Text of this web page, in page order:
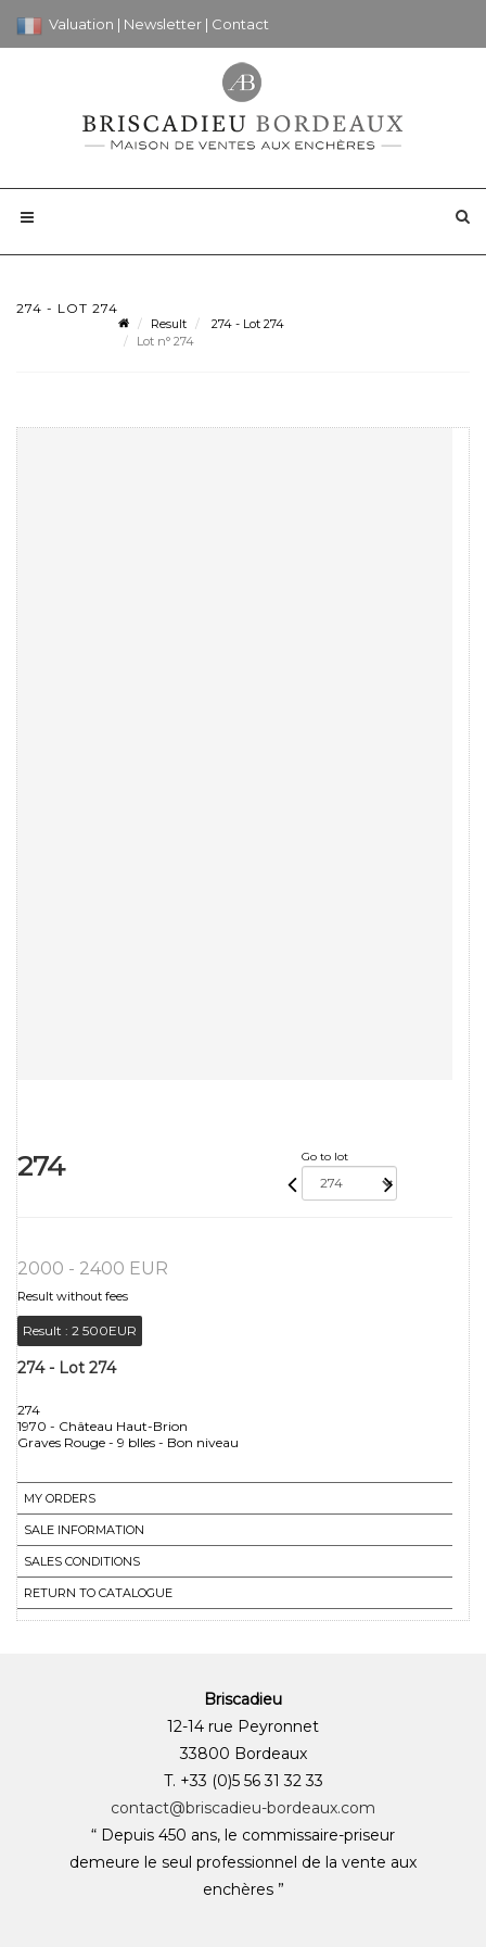
Valuation | Newsletter | Contact
274 - LOT 274
Result
274 - Lot 274
Lot n° 274
274 Go to lot
2000 - 2400 EUR
Result without fees
Result : 2 500EUR
274 - Lot 274
274
1970 - Château Haut-Brion
Graves Rouge - 9 blles - Bon niveau
MY ORDERS
SALE INFORMATION
SALES CONDITIONS
RETURN TO CATALOGUE
Briscadieu
12-14 rue Peyronnet
33800 Bordeaux
T. +33 (0)5 56 31 32 33
contact@briscadieu-bordeaux.com
“ Depuis 450 ans, le commissaire-priseur
demeure le seul professionnel de la vente aux
enchères ”